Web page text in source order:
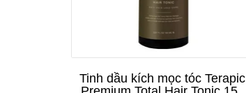
Tinh dầu kích mọc tóc Terapic